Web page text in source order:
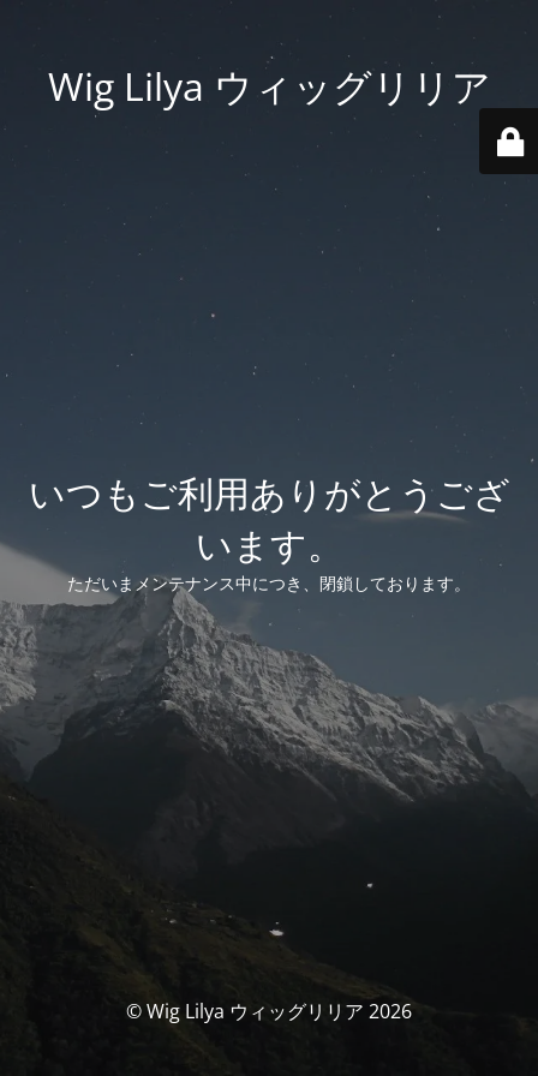
Wig Lilya ウィッグリリア
いつもご利用ありがとうござ
います。
ただいまメンテナンス中につき、閉鎖しております。
© Wig Lilya ウィッグリリア 2026